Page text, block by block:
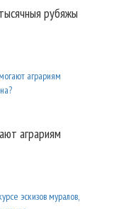
тысячныя рубяжы
аграриям